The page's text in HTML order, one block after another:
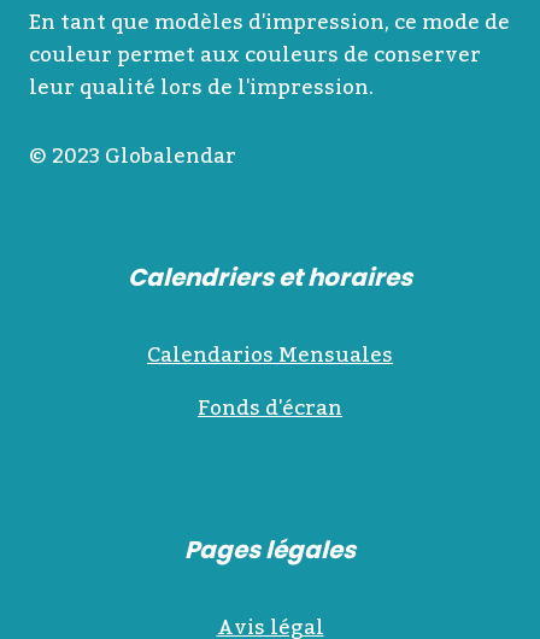
En tant que modèles d'impression, ce mode de
couleur permet aux couleurs de conserver
leur qualité lors de l'impression.
© 2023 Globalendar
Calendriers et horaires
Calendarios Mensuales
Fonds d'écran
Pages légales
Avis légal